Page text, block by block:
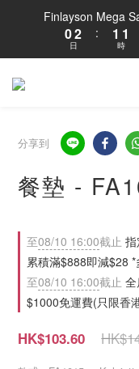
Finlayson Mega
1
0
3
2
1
日
:
2
1
0
2
1
0
時
分享到
餐墊 -
至08/10 16:00截止
累積滿$888即減$28
至08/10 16:00截止
$1000免運費(只限香
HK$103.60